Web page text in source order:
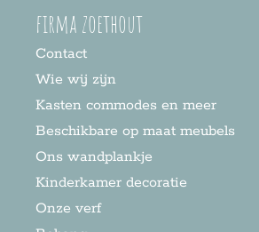
firma zoethout
Contact
Wie wij zijn
Kasten commodes en meer
Beschikbare op maat meubels
Ons wandplankje
Kinderkamer decoratie
Onze verf